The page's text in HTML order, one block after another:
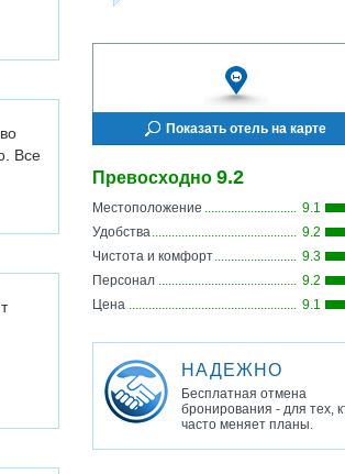
Все
Показать отель на карте
Превосходно 9.2
Местоположение
9.1
Удобства
9.2
Чистота и комфорт
9.3
Персонал
9.2
Цена
9.1
НАДЕЖНО
Бесплатная отмена
бронирования - для тех,
часто меняет планы.